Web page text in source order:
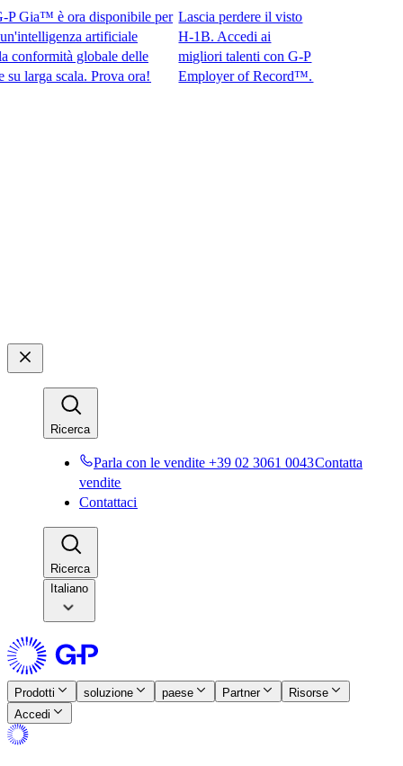
è ora disponibile per
artificiale
globale delle
scala. Prova ora!​​
Lascia perdere il visto
H-1B. Accedi ai
migliori talenti con G-P
Employer of Record™.​​
Ricerca​​
Parla con le vendite +39 02 3061 0043​​Contatta
vendite​​
Contattaci​​
Ricerca​​
Italiano
Prodotti​​ soluzione​​ paese​​ Partner​​
Risorse​​
Accedi​​